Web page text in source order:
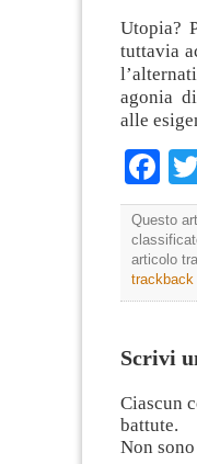
Utopia?
tuttavia
agonia
alle
Questo
articolo
trackback
Scrivi
Ciascun
battute.
Non